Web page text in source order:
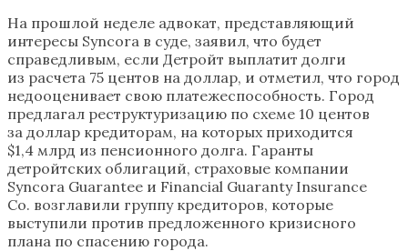
На прошлой неделе адвокат, представляющий
интересы Syncora в суде, заявил, что будет
справедливым, если Детройт выплатит долги
из расчета 75 центов на доллар, и отметил, что город
недооценивает свою платежеспособность. Город
предлагал реструктуризацию по схеме 10 центов
за доллар кредиторам, на которых приходится
$1,4 млрд из пенсионного долга. Гаранты
детройтских облигаций, страховые компании
Syncora Guarantee и Financial Guaranty Insurance
Co. возглавили группу кредиторов, которые
выступили против предложенного кризисного
плана по спасению города.